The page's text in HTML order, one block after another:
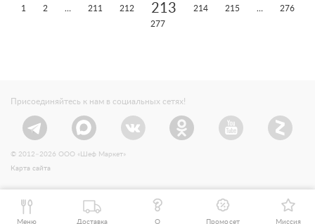
Меню Доставка О Промосет Миссия
1 2 … 211 212 213 214 215 …
276
277
Присоединяйтесь к нам в социальных сетях!
© 2012–2026 ООО «Шеф Маркет»
Карта сайта